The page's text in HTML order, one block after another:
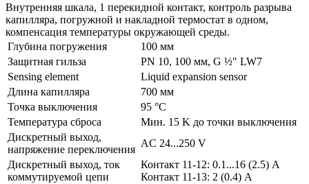
Внутренняя шкала, 1 перекидной контакт, контроль разрыва
капилляра, погружной и накладной термостат в одном,
компенсация температуры окружающей среды.
Глубина погружения
100 мм
Защитная гильза
PN 10, 100 мм, G ½" LW7
Sensing element
Liquid expansion sensor
Длина капилляра
700 мм
Точка выключения
95 °C
Температура сброса
Мин. 15 K до точки выключения
Дискретный выход,
напряжение переключения
AC 24...250 V
Дискретный выход, ток
коммутируемой цепи
Контакт 11-12: 0.1...16 (2.5) A
Контакт 11-13: 2 (0.4) A